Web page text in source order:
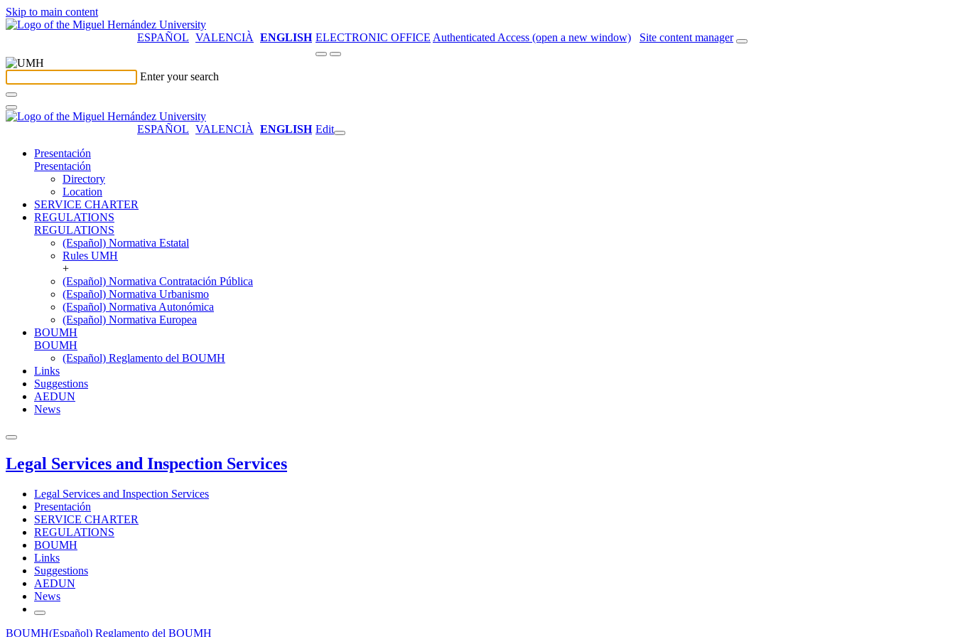
Skip to main content
ESPAÑOL VALENCIÀ ENGLISH ELECTRONIC OFFICE Authenticated Access (open a new window) Site content manager
Enter your search
ESPAÑOL VALENCIÀ ENGLISH Edit
Presentación
Presentación
Directory
Location
SERVICE CHARTER
REGULATIONS
REGULATIONS
(Español) Normativa Estatal
Rules UMH
+
(Español) Normativa Contratación Pública
(Español) Normativa Urbanismo
(Español) Normativa Autonómica
(Español) Normativa Europea
BOUMH
BOUMH
(Español) Reglamento del BOUMH
Links
Suggestions
AEDUN
News
Legal Services and Inspection Services
Legal Services and Inspection Services
Presentación
SERVICE CHARTER
REGULATIONS
BOUMH
Links
Suggestions
AEDUN
News
BOUMH(Español) Reglamento del BOUMH